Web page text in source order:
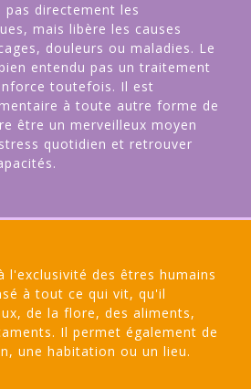
pas directement les
mais libère les causes
douleurs ou maladies. Le
entendu pas un traitement
toutefois. Il est
à toute autre forme de
être un merveilleux moyen
quotidien et retrouver
l'exclusivité des êtres humains
à tout ce qui vit, qu'il
de la flore, des aliments,
Il permet également de
une habitation ou un lieu.